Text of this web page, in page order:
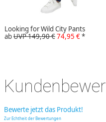
Looking for Wild City Pants
abUVP 149,90 €74,95 €*
Bewerte jetzt das Produkt!
Zur Echtheit der Bewertungen